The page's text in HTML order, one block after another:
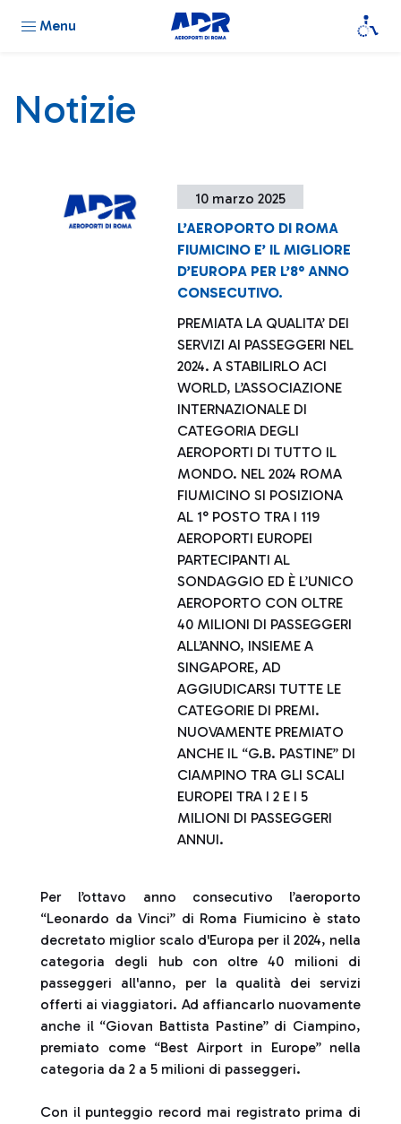
Menu
Notizie
10 marzo 2025
L’AEROPORTO DI ROMA
FIUMICINO E’ IL MIGLIORE
D’EUROPA PER L’8° ANNO
CONSECUTIVO.
PREMIATA LA QUALITA’ DEI
SERVIZI AI PASSEGGERI NEL
2024. A STABILIRLO ACI
WORLD, L’ASSOCIAZIONE
INTERNAZIONALE DI
CATEGORIA DEGLI
AEROPORTI DI TUTTO IL
MONDO. NEL 2024 ROMA
FIUMICINO SI POSIZIONA
AL 1° POSTO TRA I 119
AEROPORTI EUROPEI
PARTECIPANTI AL
SONDAGGIO ED È L’UNICO
AEROPORTO CON OLTRE
40 MILIONI DI PASSEGGERI
ALL’ANNO, INSIEME A
SINGAPORE, AD
AGGIUDICARSI TUTTE LE
CATEGORIE DI PREMI.
NUOVAMENTE PREMIATO
ANCHE IL “G.B. PASTINE” DI
CIAMPINO TRA GLI SCALI
EUROPEI TRA I 2 E I 5
MILIONI DI PASSEGGERI
ANNUI.
Per l’ottavo anno consecutivo l’aeroporto
“Leonardo da Vinci” di Roma Fiumicino è stato
decretato miglior scalo d'Europa per il 2024, nella
categoria degli hub con oltre 40 milioni di
passeggeri all'anno, per la qualità dei servizi
offerti ai viaggiatori. Ad affiancarlo nuovamente
anche il “Giovan Battista Pastine” di Ciampino,
premiato come “Best Airport in Europe” nella
categoria da 2 a 5 milioni di passeggeri.
Con il punteggio record mai registrato prima di